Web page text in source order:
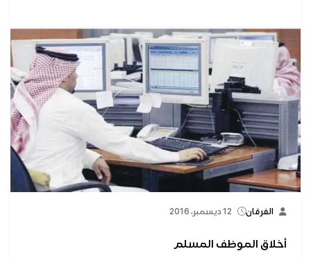
الفرقان 12 ديسمبر، 2016
أخلاق الموظف المسلم